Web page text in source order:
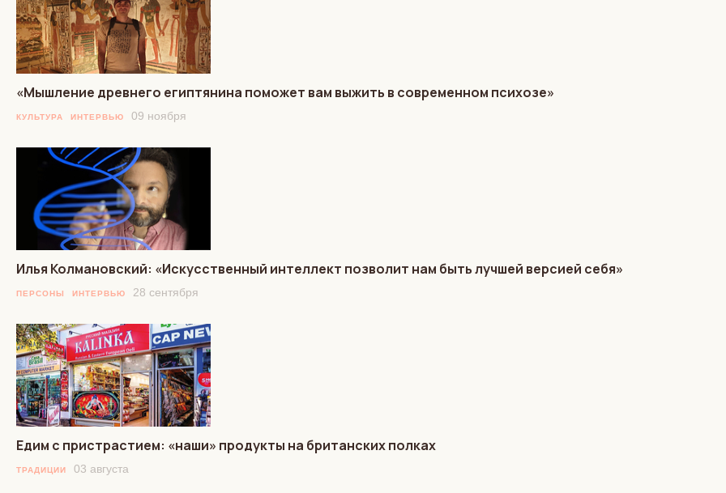
«Мышление древнего египтянина поможет вам выжить в современном психозе»
КУЛЬТУРА ИНТЕРВЬЮ 09 ноября
Илья Колмановский: «Искусственный интеллект позволит нам быть лучшей версией себя»
ПЕРСОНЫ ИНТЕРВЬЮ 28 сентября
Едим с пристрастием: «наши» продукты на британских полках
ТРАДИЦИИ 03 августа